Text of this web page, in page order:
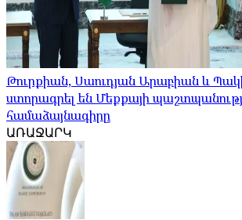
Թուրքիան, Սաուդյան Արաբիան և
ստորագրել են Մեքքայի
համաձայնագիրը
ԱՌԱՋԱՐԿ